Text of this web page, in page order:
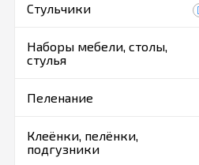
Стульчики
Наборы мебели, столы,
стулья
Пеленание
Клеёнки, пелёнки,
подгузники